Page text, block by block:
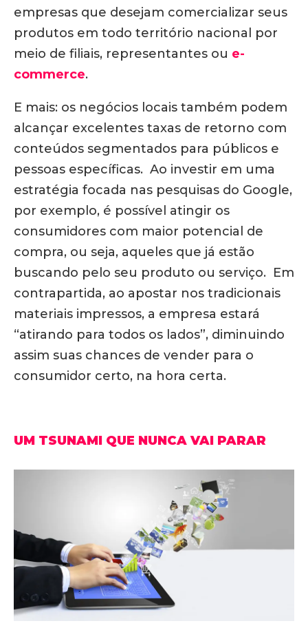
empresas que desejam comercializar seus
produtos em todo território nacional por
meio de filiais, representantes ou e-
commerce.
E mais: os negócios locais também podem
alcançar excelentes taxas de retorno com
conteúdos segmentados para públicos e
pessoas específicas. Ao investir em uma
estratégia focada nas pesquisas do Google,
por exemplo, é possível atingir os
consumidores com maior potencial de
compra, ou seja, aqueles que já estão
buscando pelo seu produto ou serviço. Em
contrapartida, ao apostar nos tradicionais
materiais impressos, a empresa estará
“atirando para todos os lados”, diminuindo
assim suas chances de vender para o
consumidor certo, na hora certa.
UM TSUNAMI QUE NUNCA VAI PARAR